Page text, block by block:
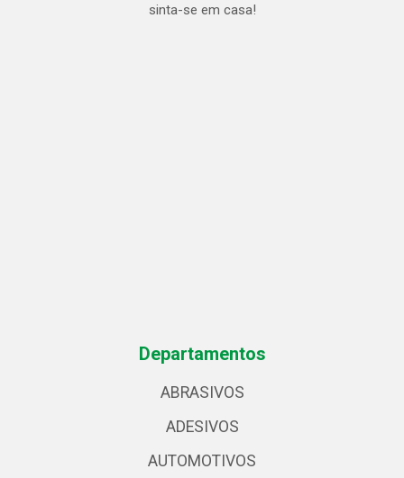
sinta-se em casa!
Departamentos
ABRASIVOS
ADESIVOS
AUTOMOTIVOS